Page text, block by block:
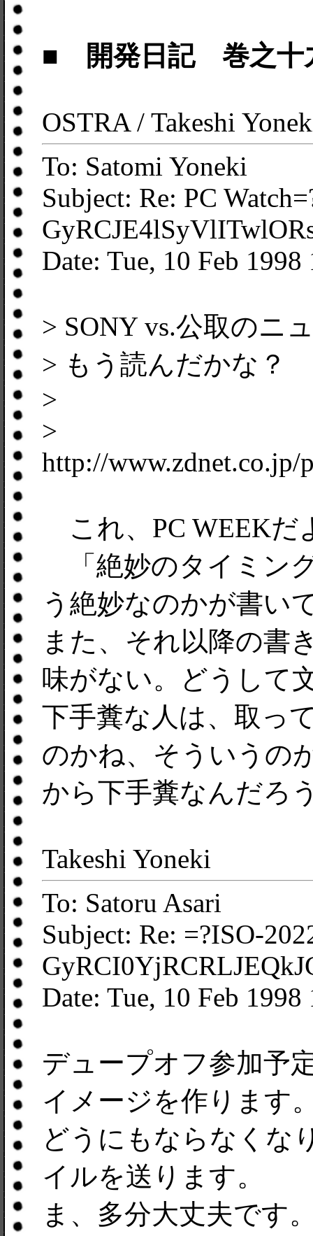
■ 開発日記 巻之十
OSTRA / Takeshi
To: Satomi Yoneki
Subject: Re: PC
Date: Tue, 10 Feb
> SONY vs.公取のニ
> もう読んだかな？
>
>
http://www.zdnet.co.jp/
これ、PC WEEKだ
「絶妙のタイミン
う絶妙なのかが書い
また、それ以降の書
味がない。どうして
下手糞な人は、取っ
のかね、そういうの
から下手糞なんだろ
Takeshi Yoneki
To: Satoru Asari
Subject: Re: =?ISO-
Date: Tue, 10 Feb
デュープオフ参加予
イメージを作ります
どうにもならなくな
イルを送ります。
ま、多分大丈夫です